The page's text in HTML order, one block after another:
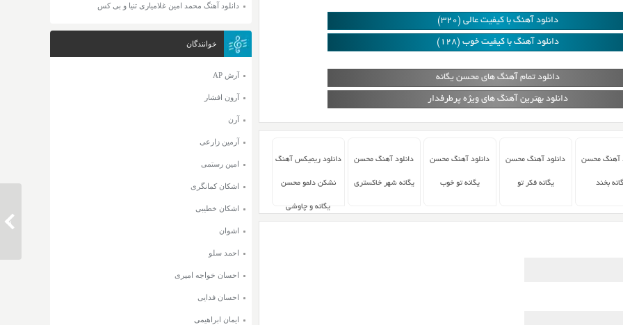
دانلود آهنگ با کیفیت عالی (320)
دانلود آهنگ با کیفیت خوب (128)
دانلود تمام آهنگ های محسن یگانه
دانلود بهترین آهنگ های ویژه پرطرفدار
آهنگ محسن
بخند
دانلود آهنگ محسن
یگانه فکر تو
دانلود آهنگ محسن
یگانه تو خوب
دانلود آهنگ محسن
یگانه شهر خاکستری
دانلود ریمیکس آهنگ
نشکن دلمو محسن
یگانه و چاوشی
دانلود آهنگ محمد امین غلامیاری تنیا و بی کس
خوانندگان
آرش AP
آرون افشار
آرن
آرمین زارعی
امین رستمی
اشکان کمانگری
اشکان خطیبی
اشوان
احمد سلو
احسان خواجه امیری
احسان فدایی
ایمان ابراهیمی